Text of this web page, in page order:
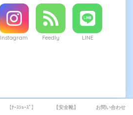
Instagram Feedly LINE
【ﾅｰｽｼｭｰｽﾞ】 【安全靴】 お問い合わせ